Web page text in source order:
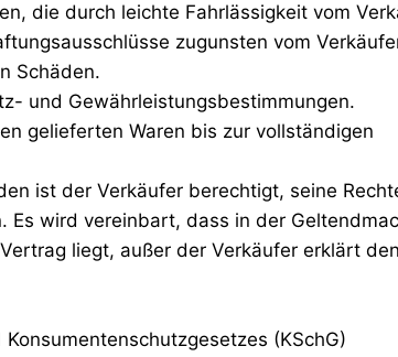
die durch leichte Fahrlässigkeit vom
zugunsten vom
Schäden.
und Gewährleistungsbestimmungen.
gelieferten Waren bis zur vollständigen
ist der Verkäufer berechtigt, seine
Es wird vereinbart, dass in der
liegt, außer der Verkäufer erklärt den
(KSchG)